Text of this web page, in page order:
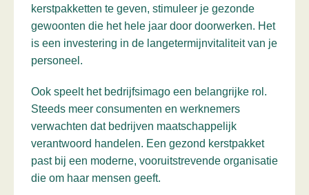
kerstpakketten te geven, stimuleer je gezonde
gewoonten die het hele jaar door doorwerken. Het
is een investering in de langetermijnvitaliteit van je
personeel.
Ook speelt het bedrijfsimago een belangrijke rol.
Steeds meer consumenten en werknemers
verwachten dat bedrijven maatschappelijk
verantwoord handelen. Een gezond kerstpakket
past bij een moderne, vooruitstrevende organisatie
die om haar mensen geeft.